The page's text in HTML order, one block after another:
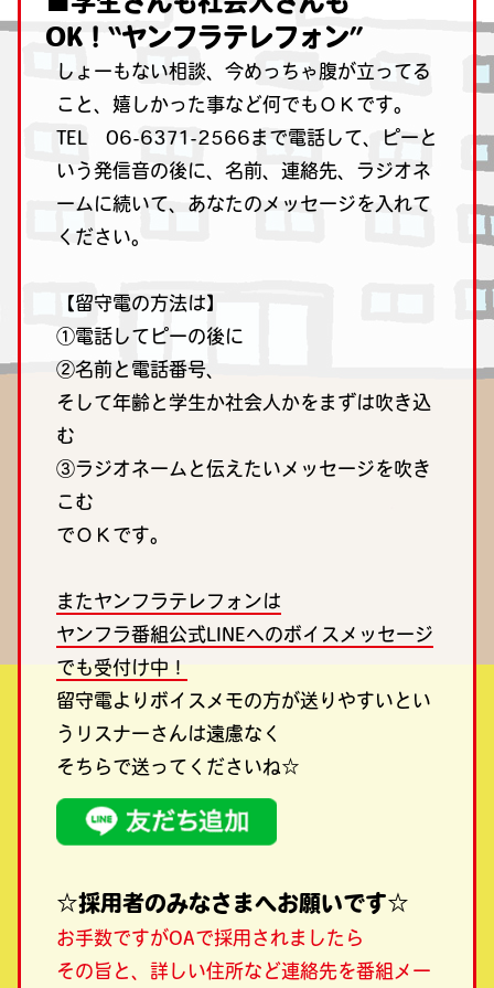
OK！“ヤンフラテレフォン”
しょーもない相談、今めっちゃ腹が立ってる
こと、嬉しかった事など何でもＯＫです。
TEL 06-6371-2566まで電話して、ピーと
いう発信音の後に、名前、連絡先、ラジオネ
ームに続いて、あなたのメッセージを入れて
ください。
【留守電の方法は】
①電話してピーの後に
②名前と電話番号、
そして年齢と学生か社会人かをまずは吹き込
む
③ラジオネームと伝えたいメッセージを吹き
こむ
でＯＫです。
またヤンフラテレフォンは
ヤンフラ番組公式LINEへのボイスメッセージ
でも受付け中！
留守電よりボイスメモの方が送りやすいとい
うリスナーさんは遠慮なく
そちらで送ってくださいね☆
☆採用者のみなさまへお願いです☆
お手数ですがOAで採用されましたら
その旨と、詳しい住所など連絡先を番組メー